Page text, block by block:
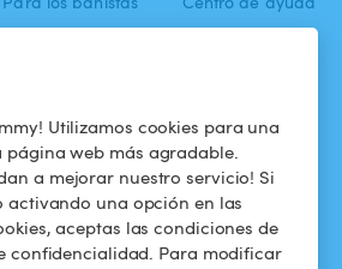
Utilizamos cookies para una
web más agradable.
a mejorar nuestro servicio! Si
activando una opción en las
aceptas las condiciones de
confidencialidad. Para modificar
piscina
¿Cómo funciona?
confidencialidad
Aviso legal
DESCARGAR LA APP